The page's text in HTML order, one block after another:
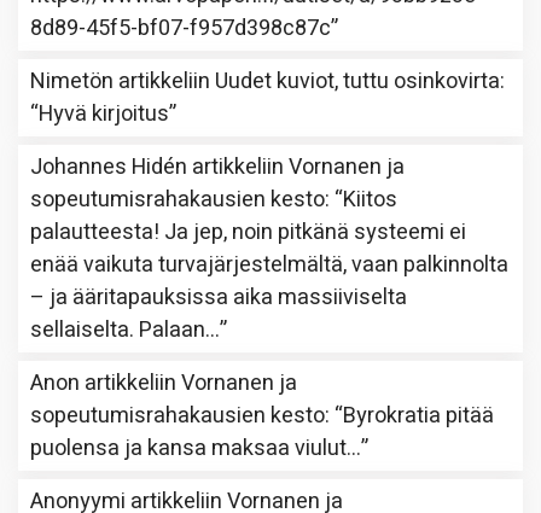
8d89-45f5-bf07-f957d398c87c”
Nimetön artikkeliin Uudet kuviot, tuttu osinkovirta:
“Hyvä kirjoitus”
Johannes Hidén artikkeliinVornanen ja
sopeutumisrahakausien kesto: “Kiitos
palautteesta! Ja jep, noin pitkänä systeemi ei
enää vaikuta turvajärjestelmältä, vaan palkinnolta
– ja ääritapauksissa aika massiiviselta
sellaiselta. Palaan…”
Anon artikkeliinVornanen ja
sopeutumisrahakausien kesto: “Byrokratia pitää
puolensa ja kansa maksaa viulut…”
Anonyymi artikkeliinVornanen ja